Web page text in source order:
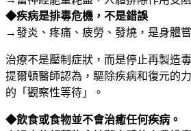
◆疾病是排毒危機，不是錯誤
→發炎、疼痛、疲勞、發燒，是身體
治療不是壓制症狀，而是停止再製造
提爾頓醫師認為，驅除疾病和復元的
的「觀察性等待」。
◆飲食或食物並不會治癒任何疾病。